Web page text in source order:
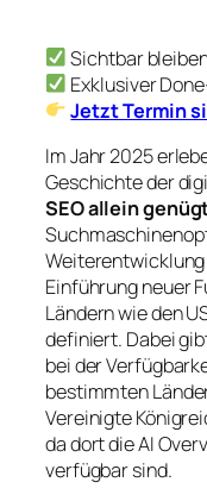
Sichtbar
Exklusiver
Jetzt Termin
Im Jahr 2025
Geschichte der
SEO allein
Einführung neuer
Ländern wie den
definiert. Dabei
bei der
bestimmten
Vereinigte
da dort die AI
verfügbar sind.